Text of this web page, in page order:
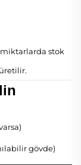
miktarlarda stok
gövde)